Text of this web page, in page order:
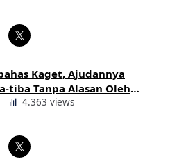
Kaget, Ajudannya
tiba Tanpa Alasan Oleh
4.363 views